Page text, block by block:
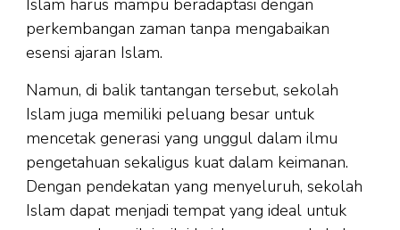
Islam harus mampu beradaptasi dengan
perkembangan zaman tanpa mengabaikan
esensi ajaran Islam.
Namun, di balik tantangan tersebut, sekolah
Islam juga memiliki peluang besar untuk
mencetak generasi yang unggul dalam ilmu
pengetahuan sekaligus kuat dalam keimanan.
Dengan pendekatan yang menyeluruh, sekolah
Islam dapat menjadi tempat yang ideal untuk